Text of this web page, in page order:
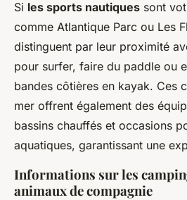
Si les sports nautiques sont
comme Atlantique Parc ou Les
distinguent par leur proximité
pour surfer, faire du paddle ou
bandes côtières en kayak. Ces
mer offrent également des
bassins chauffés et occasions
aquatiques, garantissant une
Informations sur les
animaux de compagnie